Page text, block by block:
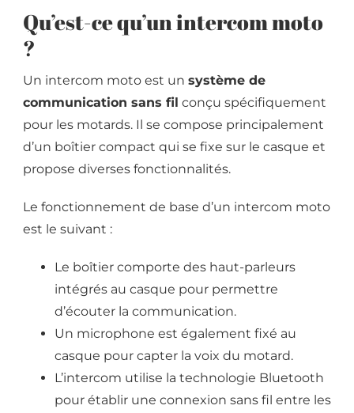
Qu’est-ce qu’un intercom moto
?
Un intercom moto est un système de
communication sans fil conçu spécifiquement
pour les motards. Il se compose principalement
d’un boîtier compact qui se fixe sur le casque et
propose diverses fonctionnalités.
Le fonctionnement de base d’un intercom moto
est le suivant :
Le boîtier comporte des haut-parleurs
intégrés au casque pour permettre
d’écouter la communication.
Un microphone est également fixé au
casque pour capter la voix du motard.
L’intercom utilise la technologie Bluetooth
pour établir une connexion sans fil entre les